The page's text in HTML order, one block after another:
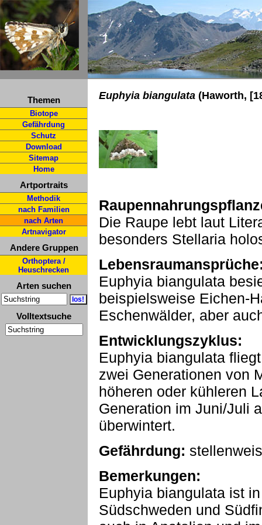
Themen
Biotope
Gefährdung
Schutz
Download
Sitemap
Home
Artportraits
Methodik
nach Familien
nach Arten
Artnavigator
Andere Gruppen
Orthoptera /
Heuschrecken
Arten suchen
Volltextsuche
Euphyia biangulata (Haworth,
Die Raupe lebt laut
besonders Stellaria
Euphyia biangulata
beispielsweise Eichen-
Eschenwälder, aber
Entwicklungszyklus:
Euphyia biangulata
zwei Generationen von
höheren oder kühleren
Generation im Juni/Juli
überwintert.
Gefährdung:
Bemerkungen:
Euphyia biangulata ist
Südschweden und